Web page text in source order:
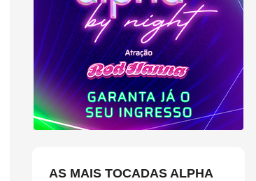
AS MAIS TOCADAS ALPHA